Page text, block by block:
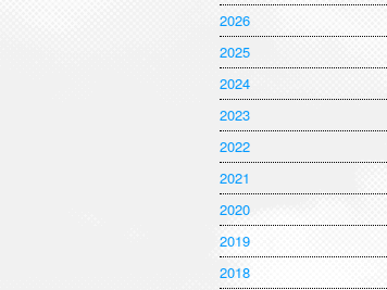
2026
2025
2024
2023
2022
2021
2020
2019
2018